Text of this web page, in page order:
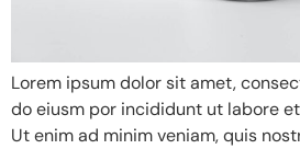
Lorem ipsum dolor sit amet,
do eiusm por incididunt ut labore
Ut enim ad minim veniam, quis